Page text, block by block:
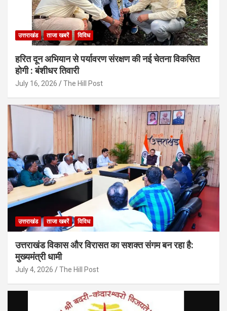
उत्तराखंड ताजा खबरें विविध
हरित दून अभियान से पर्यावरण संरक्षण की नई चेतना विकसित
होगी : बंशीधर तिवारी
July 16, 2026 The Hill Post
उत्तराखंड ताजा खबरें विविध
उत्तराखंड विकास और विरासत का सशक्त संगम बन रहा है:
मुख्यमंत्री धामी
July 4, 2026 The Hill Post